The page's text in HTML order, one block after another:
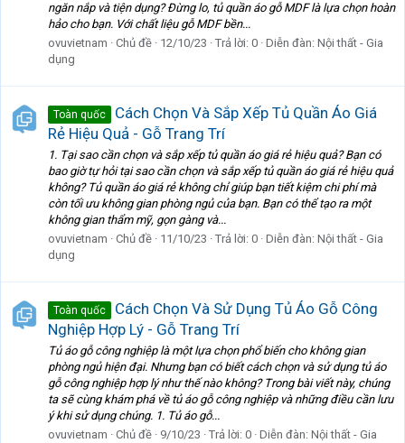
ngăn nắp và tiện dụng? Đừng lo, tủ quần áo gỗ MDF là lựa chọn hoàn
hảo cho bạn. Với chất liệu gỗ MDF bền...
ovuvietnam
Chủ đề 12/10/23 Trả lời: 0 Diễn đàn: Nội thất - Gia
dụng
Toàn quốc
Cách Chọn Và Sắp Xếp Tủ Quần Áo Giá
Rẻ Hiệu Quả - Gỗ Trang Trí
1. Tại sao cần chọn và sắp xếp tủ quần áo giá rẻ hiệu quả? Bạn có
bao giờ tự hỏi tại sao cần chọn và sắp xếp tủ quần áo giá rẻ hiệu quả
không? Tủ quần áo giá rẻ không chỉ giúp bạn tiết kiệm chi phí mà
còn tối ưu không gian phòng ngủ của bạn. Bạn có thể tạo ra một
không gian thẩm mỹ, gọn gàng và...
ovuvietnam
Chủ đề 11/10/23 Trả lời: 0 Diễn đàn: Nội thất - Gia
dụng
Toàn quốc
Cách Chọn Và Sử Dụng Tủ Áo Gỗ Công
Nghiệp Hợp Lý - Gỗ Trang Trí
Tủ áo gỗ công nghiệp là một lựa chọn phổ biến cho không gian
phòng ngủ hiện đại. Nhưng bạn có biết cách chọn và sử dụng tủ áo
gỗ công nghiệp hợp lý như thế nào không? Trong bài viết này, chúng
ta sẽ cùng khám phá về tủ áo gỗ công nghiệp và những điều cần lưu
ý khi sử dụng chúng. 1. Tủ áo gỗ...
ovuvietnam
Chủ đề 9/10/23 Trả lời: 0 Diễn đàn: Nội thất - Gia